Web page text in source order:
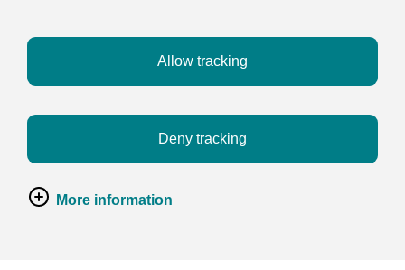
Allow tracking
Deny tracking
More information